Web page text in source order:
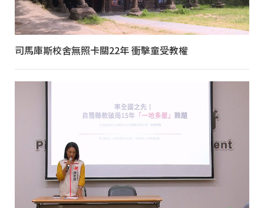
司馬庫斯校舍無照卡關22年 衝擊童受教權